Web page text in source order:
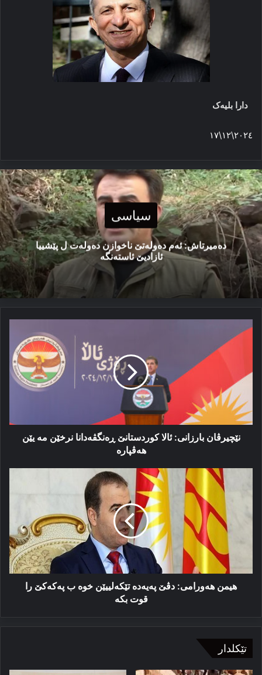
دارا بلیه‌ک
٢٠٢٤\١٢\١٧
سیاسی
دەمیرتاش: ئەم دەولەتێ ناخوازن دەولەت ل پێشییا
ئازادیێ ئاستەنگە
نێچیرڤان
بارزانی:
کوردستانێ
ڕه‌نگڤه‌دانا
نرخێن
مه‌
یێن
هه‌ڤپاره‌
نێچیرڤان بارزانی: ئالا کوردستانێ ڕه‌نگڤه‌دانا نرخێن مه‌ یێن
هه‌ڤپاره‌
هيمن
هەورامی:
پەیەدە
تێکەلییێن
خوە
ب
پەکەکێ
را
قوتهيمن هەورامی: دڤێ پەیەدە تێکەلییێن خوە ب پەکەکێ را
قوت بکه
تێکلدار